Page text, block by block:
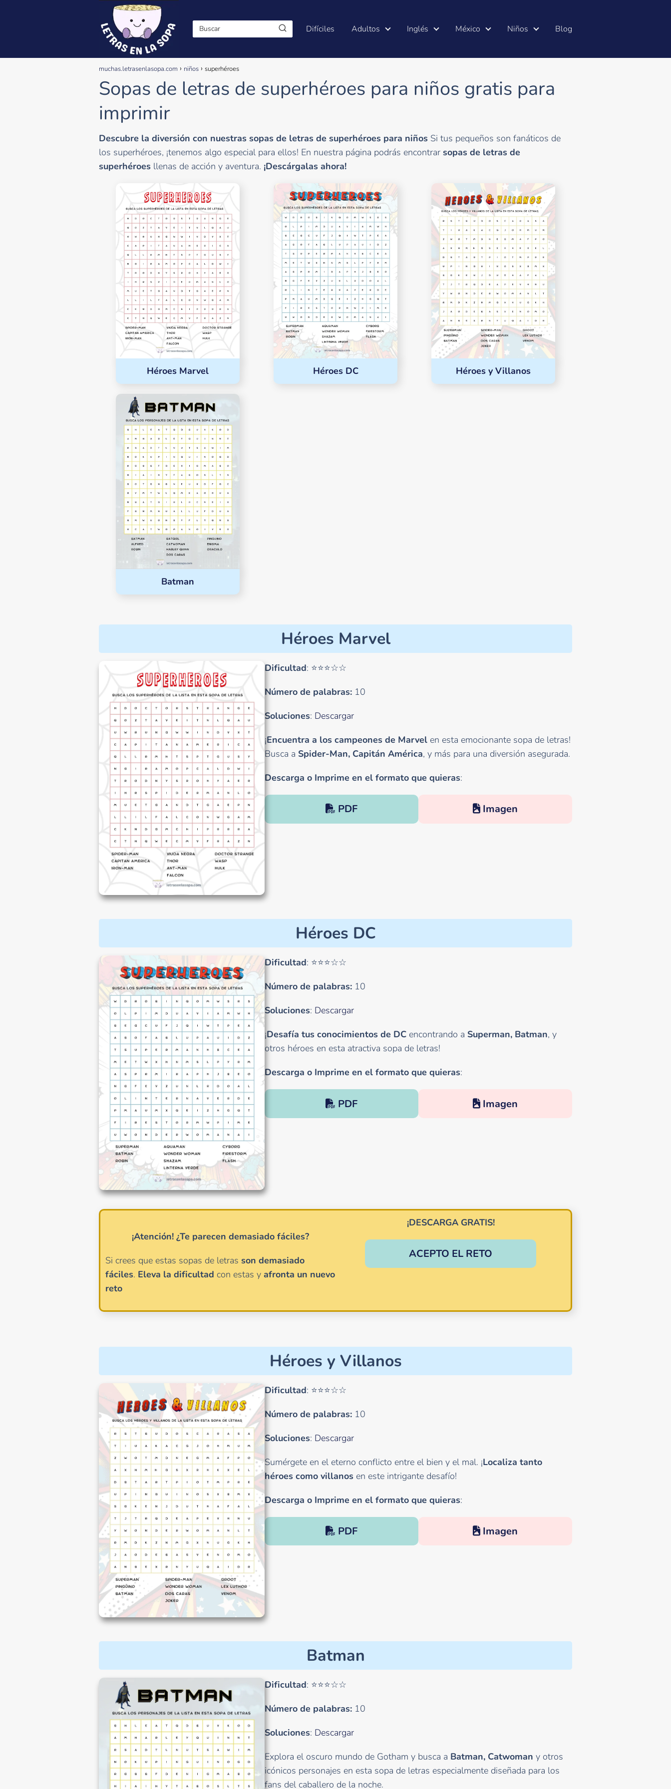
Difíciles Adultos Inglés México Niños Blog
muchas.letrasenlasopa.com niños superhéroes
Sopas de letras de superhéroes para niños gratis para
imprimir
Descubre la diversión con nuestras sopas de letras de superhéroes para niños Si tus pequeños son fanáticos de
los superhéroes, ¡tenemos algo especial para ellos! En nuestra página podrás encontrar sopas de letras de
superhéroes llenas de acción y aventura. ¡Descárgalas ahora!
Héroes Marvel Héroes DC Héroes y Villanos
Batman
Héroes Marvel
Dificultad: ⭐⭐⭐☆☆
Número de palabras:10
Soluciones: Descargar
¡Encuentra a los campeones de Marvelen esta emocionante sopa de letras!
Busca a Spider-Man, Capitán América, y más para una diversión asegurada.
Descarga o Imprime en el formato que quieras:
PDF Imagen
Héroes DC
Dificultad: ⭐⭐⭐☆☆
Número de palabras:10
Soluciones: Descargar
¡Desafía tus conocimientos de DCencontrando a Superman, Batman, y
otros héroes en esta atractiva sopa de letras!
Descarga o Imprime en el formato que quieras:
PDF Imagen
¡Atención! ¿Te parecen demasiado fáciles?
Si crees que estas sopas de letras son demasiado
fáciles. Eleva la dificultad con estas y afronta un nuevo
reto
¡DESCARGA GRATIS!
ACEPTO EL RETO
Héroes y Villanos
Dificultad: ⭐⭐⭐☆☆
Número de palabras:10
Soluciones: Descargar
Sumérgete en el eterno conflicto entre el bien y el mal. ¡Localiza tanto
héroes como villanosen este intrigante desafío!
Descarga o Imprime en el formato que quieras:
PDF Imagen
Batman
Dificultad: ⭐⭐⭐☆☆
Número de palabras:10
Soluciones: Descargar
Explora el oscuro mundo de Gotham y busca a Batman, Catwoman y otros
icónicos personajes en esta sopa de letras especialmente diseñada para los
fans del caballero de la noche.